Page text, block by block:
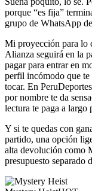
porque “es fija”
grupo de WhatsApp
Mi proyección para lo
Alianza seguirá en la
pagar para entrar en
perfil incómodo que te
tocar. En
por nombre te da
lectura te paga a largo
Y si te quedas con
partido, una opción
alta devolución como
presupuesto separado